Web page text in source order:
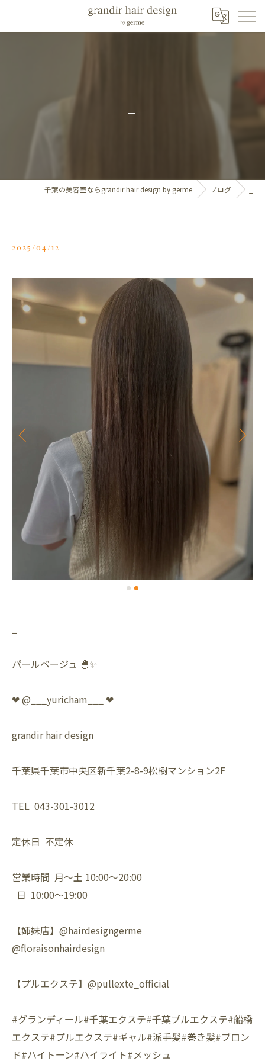
千葉の美容室ならgrandir hair design by germe ブログ
2025/04/12
パールベージュ 🐣✨
❤︎ @___yuricham___ ❤︎
grandir hair design
千葉県千葉市中央区新千葉2-8-9松樹マンション2F
TEL 043-301-3012
定休日 不定休
営業時間 月〜土 10:00〜20:00
日 10:00〜19:00
【姉妹店】@hairdesigngerme
@floraisonhairdesign
【プルエクステ】@pullexte_official
#グランディール#千葉エクステ#千葉プルエクステ#船橋
エクステ#プルエクステ#ギャル#派手髪#巻き髪#ブロン
ド#ハイトーン#ハイライト#メッシュ